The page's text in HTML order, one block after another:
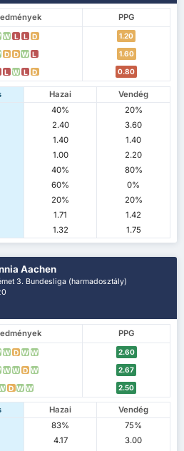
PPG
W L L D 1.20
D D W L 1.60
L W L D 0.80
Hazai
Vendég
40%
20%
2.40
3.60
1.40
1.40
1.00
2.20
40%
80%
60%
0%
20%
20%
1.71
1.42
1.32 1.75
Aachen
3. Bundesliga (harmadosztály)
PPG
W D W W 2.60
W W D W 2.67
D W W 2.50
Hazai
Vendég
83%
75%
4.17
3.00